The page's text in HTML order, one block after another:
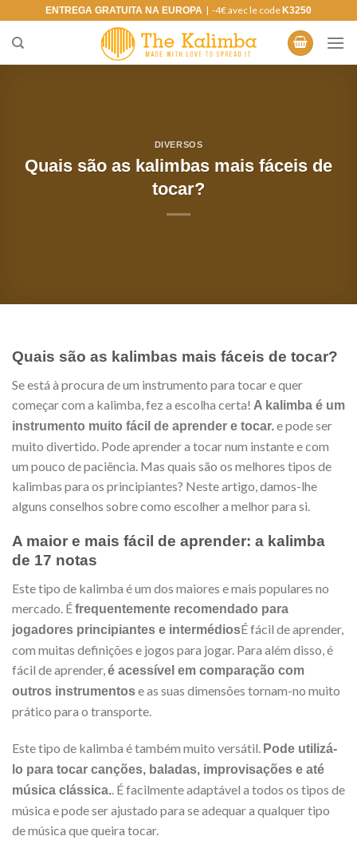
conteúdo
ENTREGA GRATUITA NA EUROPA | -4€ avec le code K3250
DIVERSOS
Quais são as kalimbas mais fáceis de
tocar?
Quais são as kalimbas mais fáceis de tocar?
Se está à procura de um instrumento para tocar e quer
começar com a kalimba, fez a escolha certa! A kalimba é um
instrumento muito fácil de aprender e tocar.e pode ser
muito divertido. Pode aprender a tocar num instante e com
um pouco de paciência. Mas quais são os melhores tipos de
kalimbas para os principiantes? Neste artigo, damos-lhe
alguns conselhos sobre como escolher a melhor para si.
A maior e mais fácil de aprender: a kalimba
de 17 notas
Este tipo de kalimba é um dos maiores e mais populares no
mercado. Éfrequentemente recomendado para
jogadores principiantes e intermédiosÉ fácil de aprender,
com muitas definições e jogos para jogar. Para além disso, é
fácil de aprender,é acessível em comparação com
outros instrumentose as suas dimensões tornam-no muito
prático para o transporte.
Este tipo de kalimba é também muito versátil. Pode utilizá-
lo para tocar canções, baladas, improvisações e até
música clássica. . É facilmente adaptável a todos os tipos de
música e pode ser ajustado para se adequar a qualquer tipo
de música que queira tocar.